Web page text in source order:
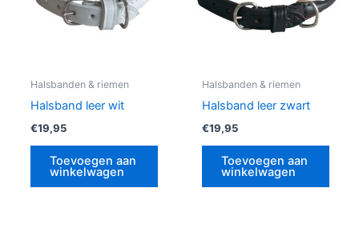
Halsbanden & riemen
Halsband leer wit
€19,95
Toevoegen aan
winkelwagen
Halsbanden & riemen
Halsband leer zwart
€19,95
Toevoegen aan
winkelwagen